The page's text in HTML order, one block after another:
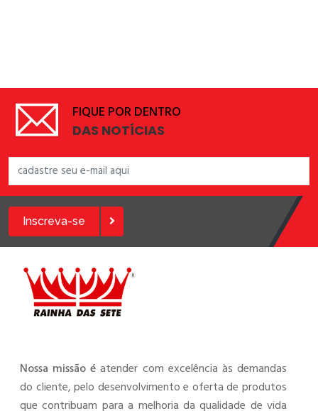
FIQUE POR DENTRO
DAS NOTÍCIAS
Inscreva-se
Nossa missão é atender com excelência às demandas
do cliente, pelo desenvolvimento e oferta de produtos
que contribuam para a melhoria da qualidade de vida